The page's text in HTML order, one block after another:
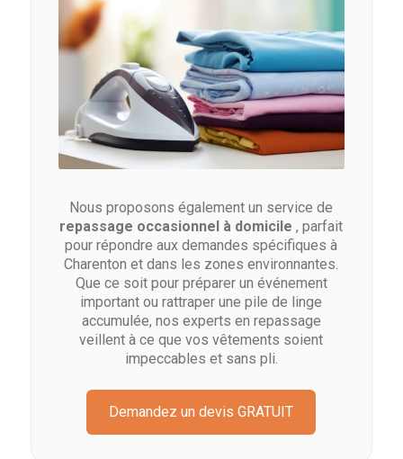
Nous proposons également un service de
repassage occasionnel à domicile, parfait
pour répondre aux demandes spécifiques à
Charenton et dans les zones environnantes.
Que ce soit pour préparer un événement
important ou rattraper une pile de linge
accumulée, nos experts en repassage
veillent à ce que vos vêtements soient
impeccables et sans pli.
Demandez un devis GRATUIT